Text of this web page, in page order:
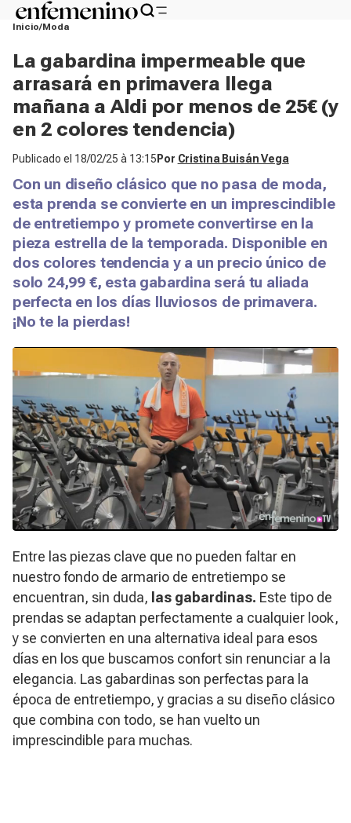
Inicio Moda
La gabardina impermeable que
arrasará en primavera llega
mañana a Aldi por menos de 25€ (y
en 2 colores tendencia)
Publicado el 18/02/25 à 13:15 Por Cristina Buisán Vega
Con un diseño clásico que no pasa de moda,
esta prenda se convierte en un imprescindible
de entretiempo y promete convertirse en la
pieza estrella de la temporada. Disponible en
dos colores tendencia y a un precio único de
solo 24,99 €, esta gabardina será tu aliada
perfecta en los días lluviosos de primavera.
¡No te la pierdas!
Entre las piezas clave que no pueden faltar en
nuestro fondo de armario de entretiempo se
encuentran, sin duda, las gabardinas. Este tipo de
prendas se adaptan perfectamente a cualquier look,
y se convierten en una alternativa ideal para esos
días en los que buscamos confort sin renunciar a la
elegancia. Las gabardinas son perfectas para la
época de entretiempo, y gracias a su diseño clásico
que combina con todo, se han vuelto un
imprescindible para muchas.